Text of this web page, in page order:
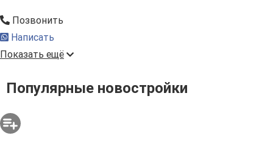
Позвонить
Написать
Показать ещё
Популярные новостройки